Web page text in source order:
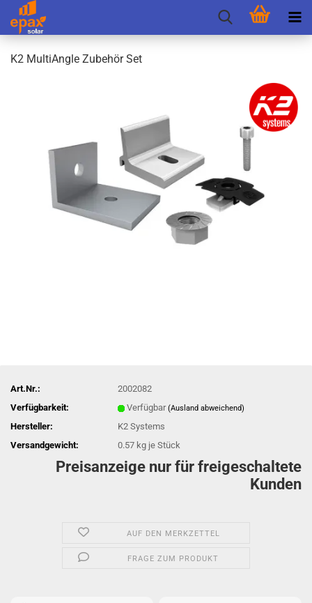
K2 Mul­tiAng­le Zu­be­hör Set
Art.Nr.:
2002082
Verfügbarkeit:
Verfügbar(Ausland abweichend)
Hersteller:
K2 Systems
Versandgewicht:
0.57 kg je Stück
Preisanzeige nur für freigeschaltete
Kunden
AUF DEN MERKZETTEL
FRAGE ZUM PRODUKT